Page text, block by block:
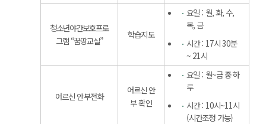
청소년야간보호프로
그램 “꿈땅교실”
학습지도
요일 : 월, 화, 수,
목, 금
시간 : 17시 30분
~ 21시
어르신 안부전화
어르신 안
부 확인
요일 : 월~금 중 하
루
시간 : 10시~11시
(시간조정 가능)